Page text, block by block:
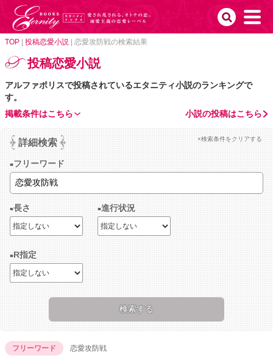
TOP 投稿恋愛小説 恋愛攻防戦の検索結果
投稿恋愛小説
アルファポリスで投稿されているエタニティ小説のランキングで
す。
小説の投稿はこちら
掲載条件はこちら
詳細検索 ×検索条件をクリアする
フリーワード
長さ 進行状況
R指定
フリーワード 恋愛攻防戦